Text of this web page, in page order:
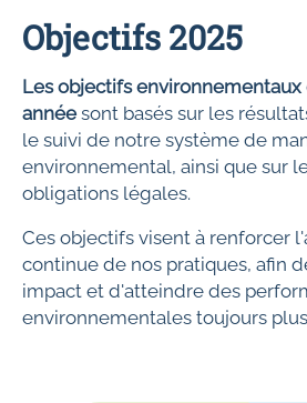
Objectifs 2025
Les objectifs
annéesont basés sur les
le suivi de notre système de
environnemental, ainsi que sur
obligations légales.
Ces objectifs visent à renforcer
continue de nos pratiques, afin
impact et d'atteindre des
environnementales toujours